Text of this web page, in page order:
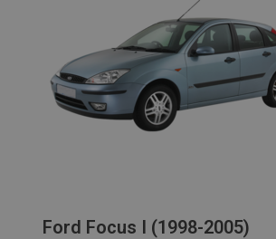
Ford Focus I (1998-2005)